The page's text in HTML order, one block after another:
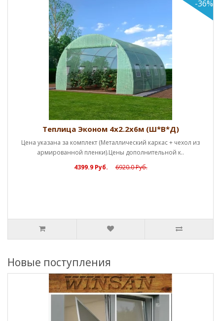
Теплица Эконом 4х2.2х6м (Ш*В*Д)
Цена указана за комплект (Металлический каркас + чехол из
армированной пленки).Цены дополнительной к..
4399.9 Руб.
6920.0 Руб.
-36%
Новые поступления